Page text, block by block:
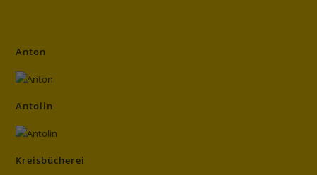
Anton
Antolin
Kreisbücherei